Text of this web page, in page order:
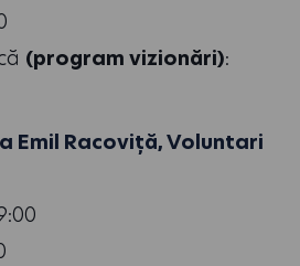
(program vizionări):
Emil Racoviță, Voluntari